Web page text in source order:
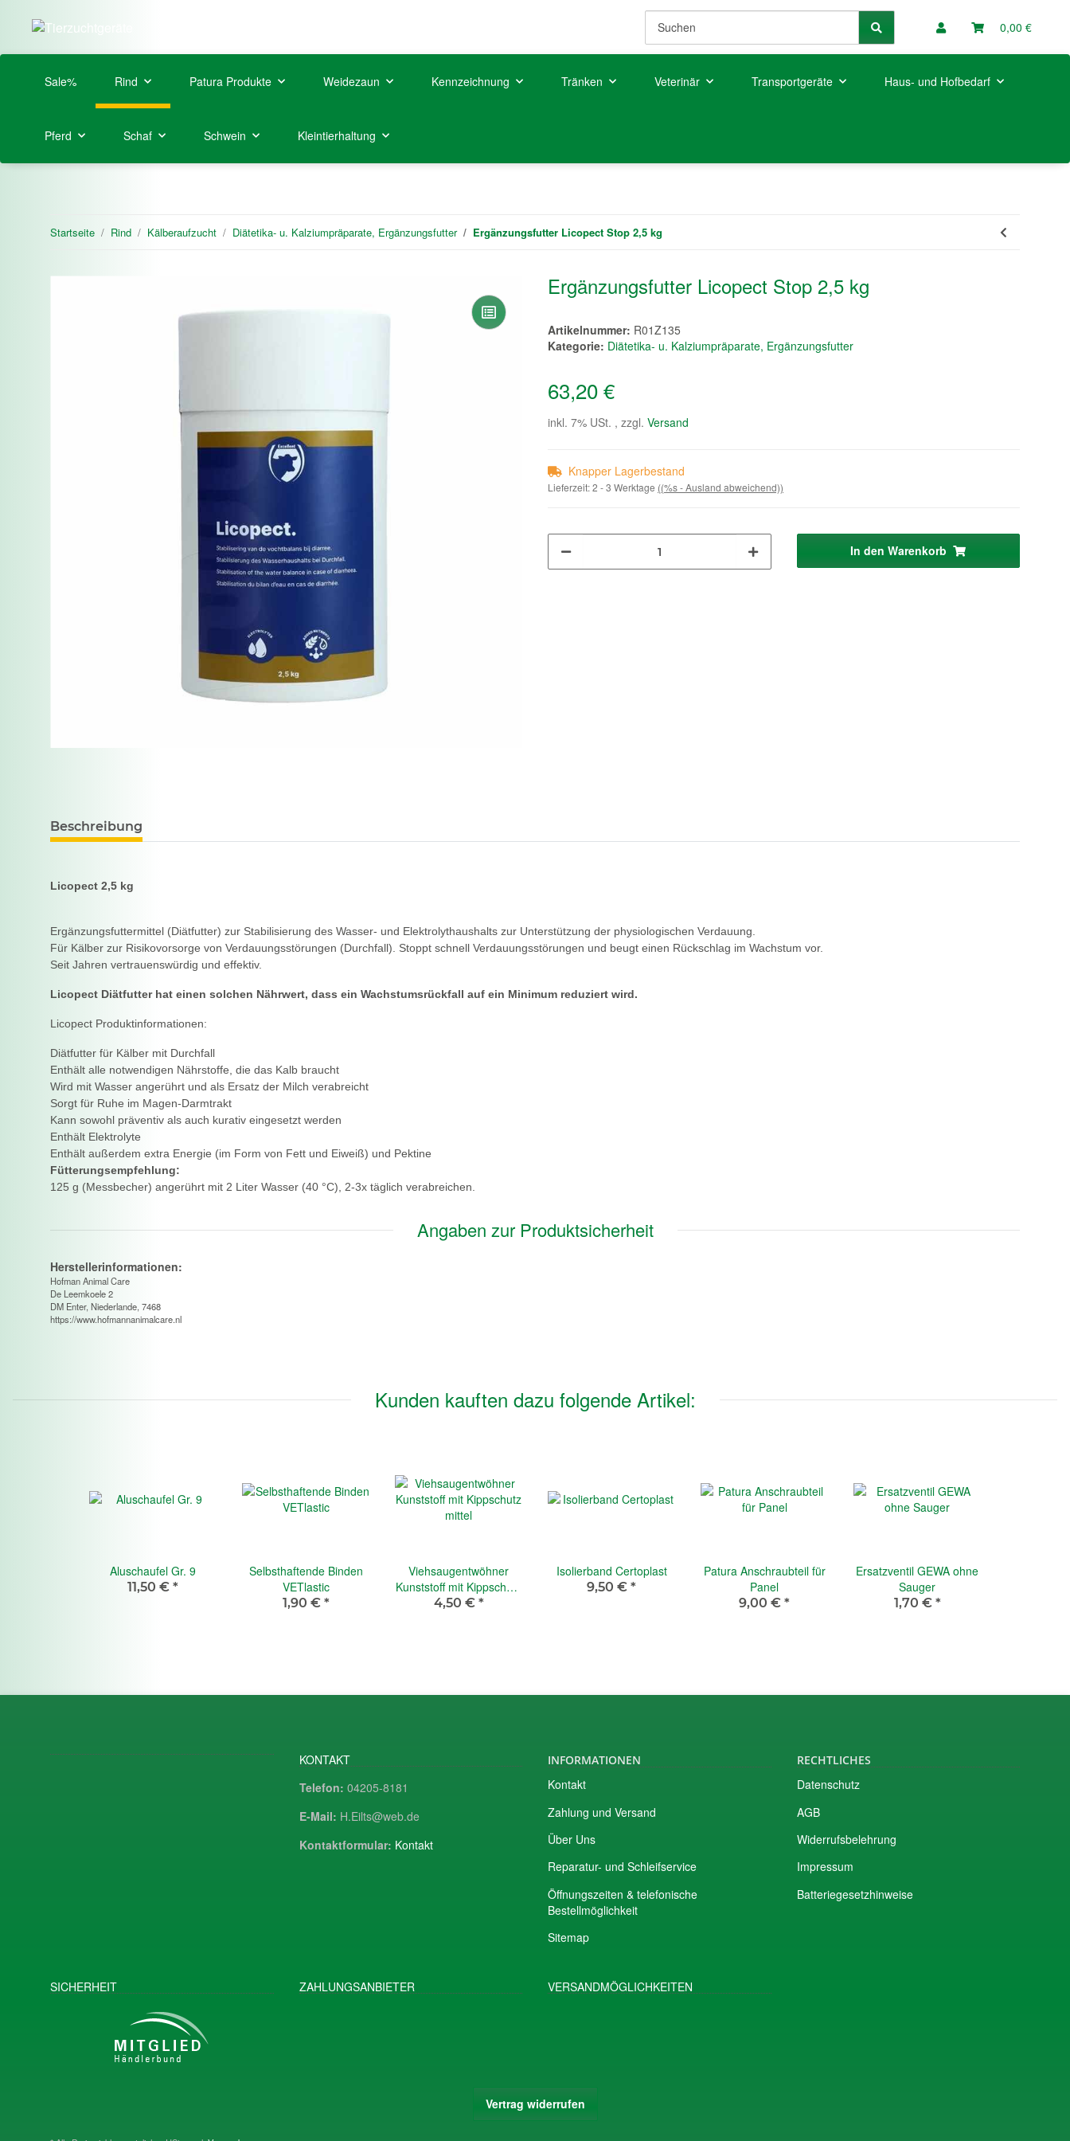
0,00 €
Sale% Rind Patura Produkte Weidezaun Kennzeichnung Tränken Veterinär Transportgeräte Haus- und Hofbedarf
Pferd Schaf Schwein Kleintierhaltung
Startseite Rind Kälberaufzucht Diätetika- u. Kalziumpräparate, Ergänzungsfutter Ergänzungsfutter Licopect Stop 2,5 kg
Ergänzungsfutter Licopect Stop 2,5 kg
Artikelnummer: R01Z135
Kategorie: Diätetika- u. Kalziumpräparate, Ergänzungsfutter
63,20 €
inkl. 7% USt. , zzgl. Versand
Knapper Lagerbestand
Lieferzeit:2 - 3 Werktage ((%s - Ausland abweichend))
In den Warenkorb
Beschreibung
Licopect 2,5 kg
Ergänzungsfuttermittel (Diätfutter) zur Stabilisierung des Wasser- und Elektrolythaushalts zur Unterstützung der physiologischen Verdauung.
Für Kälber zur Risikovorsorge von Verdauungsstörungen (Durchfall). Stoppt schnell Verdauungsstörungen und beugt einen Rückschlag im Wachstum vor.
Seit Jahren vertrauenswürdig und effektiv.
Licopect Diätfutter hat einen solchen Nährwert, dass ein Wachstumsrückfall auf ein Minimum reduziert wird.
Licopect Produktinformationen:
Diätfutter für Kälber mit Durchfall
Enthält alle notwendigen Nährstoffe, die das Kalb braucht
Wird mit Wasser angerührt und als Ersatz der Milch verabreicht
Sorgt für Ruhe im Magen-Darmtrakt
Kann sowohl präventiv als auch kurativ eingesetzt werden
Enthält Elektrolyte
Enthält außerdem extra Energie (im Form von Fett und Eiweiß) und Pektine
Fütterungsempfehlung:
125 g (Messbecher) angerührt mit 2 Liter Wasser (40 °C), 2-3x täglich verabreichen.
Angaben zur Produktsicherheit
Herstellerinformationen:
Hofman Animal Care
De Leemkoele 2
DM Enter, Niederlande, 7468
https://www.hofmannanimalcare.nl
Kunden kauften dazu folgende Artikel:
Aluschaufel Gr. 9
11,50 € *
Selbsthaftende Binden
VETlastic
1,90 € *
Viehsaugentwöhner
Kunststoff mit Kippschutz
mittel
4,50 € *
Isolierband Certoplast
9,50 € *
Patura Anschraubteil für
Panel
9,00 € *
Ersatzventil GEWA ohne
Sauger
1,70 € *
KONTAKT
Telefon: 04205-8181
E-Mail: H.Eilts@web.de
Kontaktformular: Kontakt
INFORMATIONEN
Kontakt
Zahlung und Versand
Über Uns
Reparatur- und Schleifservice
Öffnungszeiten & telefonische
Bestellmöglichkeit
Sitemap
RECHTLICHES
Datenschutz
AGB
Widerrufsbelehrung
Impressum
Batteriegesetzhinweise
SICHERHEIT ZAHLUNGSANBIETER VERSANDMÖGLICHKEITEN
Vertrag widerrufen